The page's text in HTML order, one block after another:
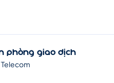
phòng giao dịch
Telecom